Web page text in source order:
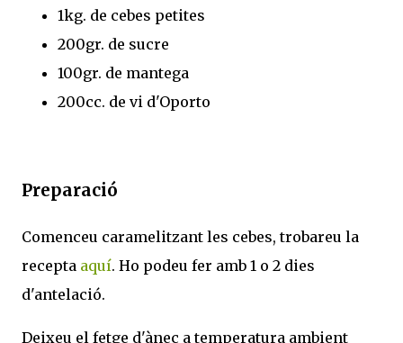
1kg. de cebes petites
200gr. de sucre
100gr. de mantega
200cc. de vi d'Oporto
Preparació
Comenceu caramelitzant les cebes, trobareu la
recepta aquí. Ho podeu fer amb 1 o 2 dies
d'antelació.
Deixeu el fetge d'ànec a temperatura ambient